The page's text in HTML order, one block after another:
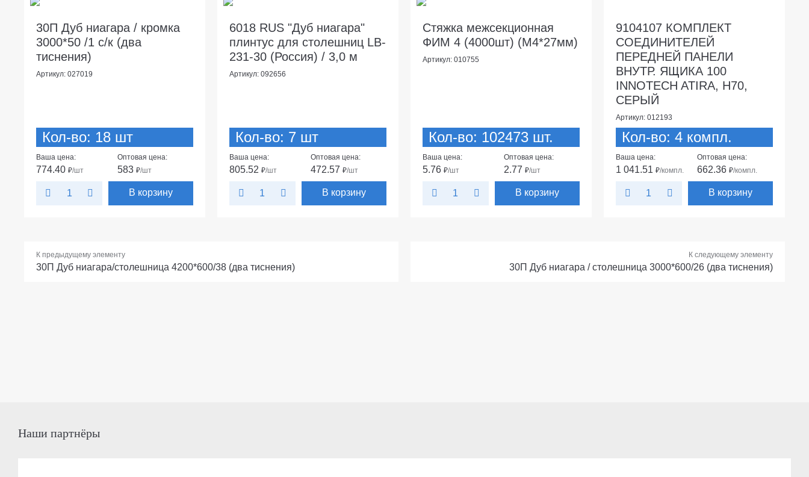
30П Дуб ниагара / кромка
3000*50 /1 с/к (два
тиснения)
Артикул: 027019
Кол-во: 18 шт
Ваша цена:
774.40 ₽/шт
Оптовая цена:
583₽/шт
В корзину
6018 RUS "Дуб ниагара"
плинтус для столешниц LB-
231-30 (Россия) / 3,0 м
Артикул: 092656
Кол-во: 7 шт
Ваша цена:
805.52 ₽/шт
Оптовая цена:
472.57₽/шт
В корзину
Стяжка межсекционная
ФИМ 4 (4000шт) (М4*27мм)
Артикул: 010755
Кол-во: 102473 шт.
Ваша цена:
5.76 ₽/шт
Оптовая цена:
2.77₽/шт
В корзину
9104107 КОМПЛЕКТ
СОЕДИНИТЕЛЕЙ
ПЕРЕДНЕЙ ПАНЕЛИ
ВНУТР. ЯЩИКА 100
INNOTECH ATIRA, H70,
СЕРЫЙ
Артикул: 012193
Кол-во: 4 компл.
Ваша цена:
1 041.51 ₽/компл.
Оптовая цена:
662.36₽/компл.
В корзину
К предыдущему элементу
30П Дуб ниагара/столешница 4200*600/38 (два тиснения)
К следующему элементу
30П Дуб ниагара / столешница 3000*600/26 (два тиснения)
Наши партнёры